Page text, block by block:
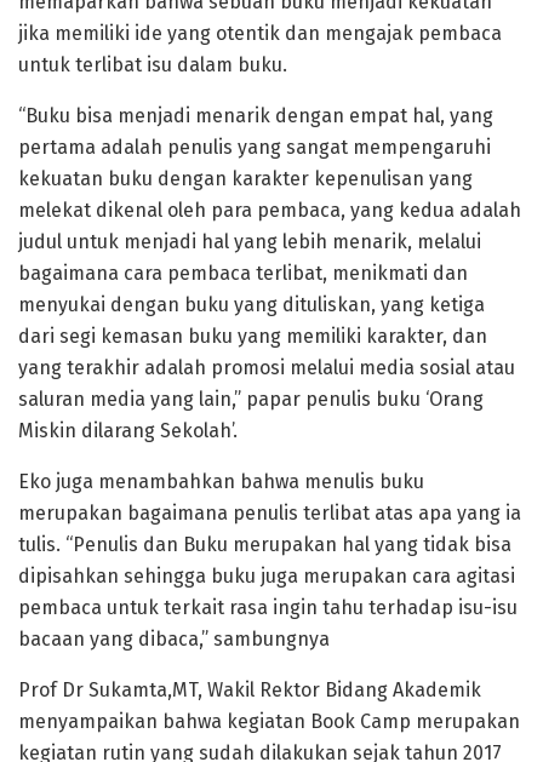
jika memiliki ide yang otentik dan mengajak pembaca
untuk terlibat isu dalam buku.
“Buku bisa menjadi menarik dengan empat hal, yang
pertama adalah penulis yang sangat mempengaruhi
kekuatan buku dengan karakter kepenulisan yang
melekat dikenal oleh para pembaca, yang kedua adalah
judul untuk menjadi hal yang lebih menarik, melalui
bagaimana cara pembaca terlibat, menikmati dan
menyukai dengan buku yang dituliskan, yang ketiga
dari segi kemasan buku yang memiliki karakter, dan
yang terakhir adalah promosi melalui media sosial atau
saluran media yang lain,” papar penulis buku ‘Orang
Miskin dilarang Sekolah’.
Eko juga menambahkan bahwa menulis buku
merupakan bagaimana penulis terlibat atas apa yang ia
tulis. “Penulis dan Buku merupakan hal yang tidak bisa
dipisahkan sehingga buku juga merupakan cara agitasi
pembaca untuk terkait rasa ingin tahu terhadap isu-isu
bacaan yang dibaca,” sambungnya
Prof Dr Sukamta,MT, Wakil Rektor Bidang Akademik
menyampaikan bahwa kegiatan Book Camp merupakan
kegiatan rutin yang sudah dilakukan sejak tahun 2017